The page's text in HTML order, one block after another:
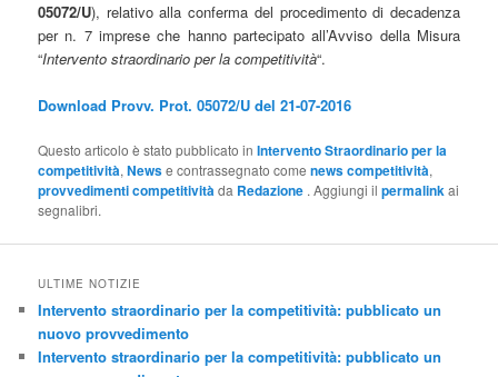
05072/U), relativo alla conferma del procedimento di decadenza
per n. 7 imprese che hanno partecipato all’Avviso della Misura
“Intervento straordinario per la competitività“.
Download Provv. Prot. 05072/U del 21-07-2016
Questo articolo è stato pubblicato inIntervento Straordinario per la
competitività,Newse contrassegnato comenews competitività,
provvedimenti competitivitàda Redazione . Aggiungi ilpermalinkai
segnalibri.
ULTIME NOTIZIE
Intervento straordinario per la competitività: pubblicato un
nuovo provvedimento
Intervento straordinario per la competitività: pubblicato un